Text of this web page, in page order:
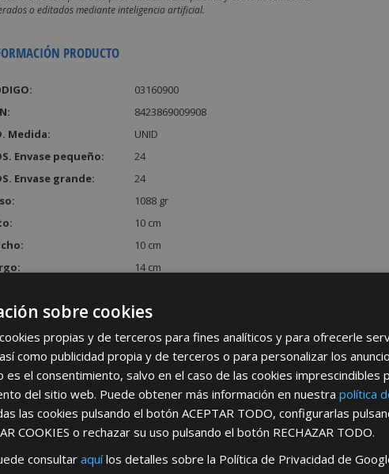
o editados mediante inteligencia artificial.
PRODUCTO
03160900
8423869009908
Medida:
UNID
Envase pequeño:
24
Envase grande:
24
1088 gr
10 cm
10 cm
14 cm
REGÍSTRATE PARA HACERTE
Desdeaquípodrá ver todas las
Rellene este formulario y nos pondremos en contacto
sobre cookies
propias y de terceros para fines analíticos y para ofrecerle
como publicidad propia y de terceros o para personalizar los
es el consentimiento, salvo en el caso de las cookies imprescindibles
del sitio web. Puede obtener más información en nuestra política
las cookies pulsando el botón ACEPTAR TODO, configurarlas
COOKIES o rechazar su uso pulsando el botón RECHAZAR TODO.
consultaraquílos detalles sobre la Política de Privacidad de